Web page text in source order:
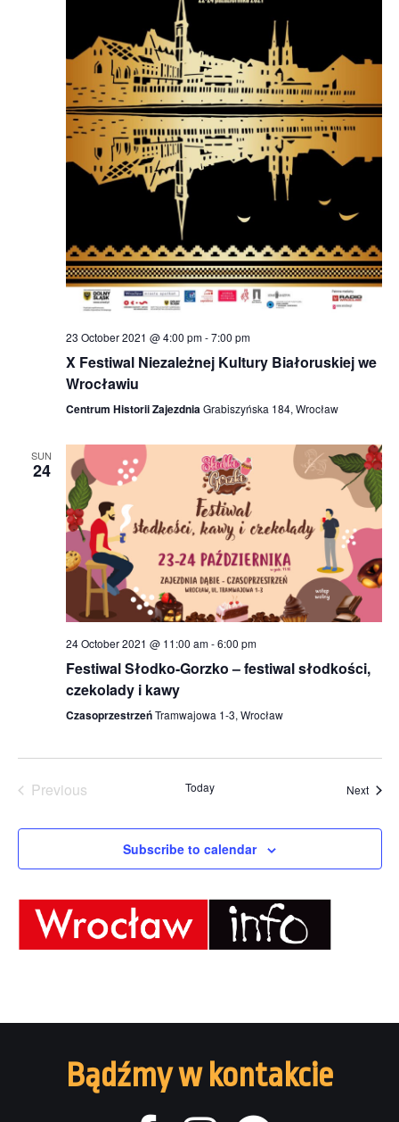
23 October 2021 @ 4:00 pm-7:00 pm
X Festiwal Niezależnej Kultury Białoruskiej we
Wrocławiu
Centrum Historii Zajezdnia Grabiszyńska 184, Wrocław
SUN
24
24 October 2021 @ 11:00 am-6:00 pm
Festiwal Słodko-Gorzko – festiwal słodkości,
czekolady i kawy
CzasoprzestrzeńTramwajowa 1-3, Wrocław
Previous
Today Next
Subscribe to calendar
Bądźmy w kontakcie